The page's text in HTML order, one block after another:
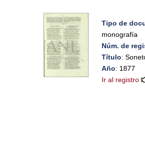
Tipo de
monografía
Núm. de
Título:
Año: 1877
Ir al registro